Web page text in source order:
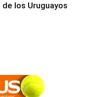
de los Uruguayos